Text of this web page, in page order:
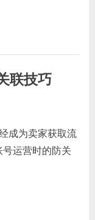
联技巧
成为卖家获取流
运营时的防关